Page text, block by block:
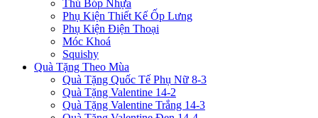
Thú Bóp Nhựa
Phụ Kiện Thiết Kế Ốp Lưng
Phụ Kiện Điện Thoại
Móc Khoá
Squishy
Quà Tặng Theo Mùa
Quà Tặng Quốc Tế Phụ Nữ 8-3
Quà Tặng Valentine 14-2
Quà Tặng Valentine Trắng 14-3